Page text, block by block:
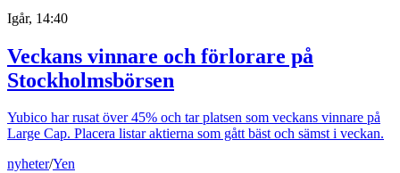
Igår, 14:40
Veckans vinnare och förlorare på
Stockholmsbörsen
Yubico har rusat över 45% och tar platsen som veckans vinnare på
Large Cap. Placera listar aktierna som gått bäst och sämst i veckan.
nyheter/Yen